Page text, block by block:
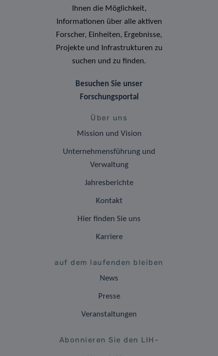
Ihnen die Möglichkeit,
Informationen über alle aktiven
Forscher, Einheiten, Ergebnisse,
Projekte und Infrastrukturen zu
suchen und zu finden.
Besuchen Sie unser
Forschungsportal
Über uns
Mission und Vision
Unternehmensführung und
Verwaltung
Jahresberichte
Kontakt
Hier finden Sie uns
Karriere
auf dem laufenden bleiben
News
Presse
Veranstaltungen
Abonnieren Sie den LIH-